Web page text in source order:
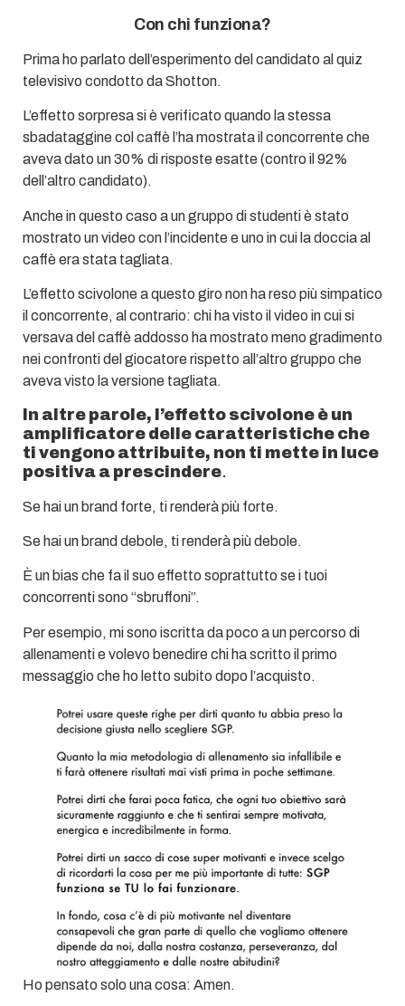
Con chi funziona?
Prima ho parlato dell’esperimento del candidato al quiz
televisivo condotto da Shotton.
L’effetto sorpresa si è verificato quando la stessa
sbadataggine col caffè l’ha mostrata il concorrente che
aveva dato un 30% di risposte esatte (contro il 92%
dell’altro candidato).
Anche in questo caso a un gruppo di studenti è stato
mostrato un video con l’incidente e uno in cui la doccia al
caffè era stata tagliata.
L’effetto scivolone a questo giro non ha reso più simpatico
il concorrente, al contrario: chi ha visto il video in cui si
versava del caffè addosso ha mostrato meno gradimento
nei confronti del giocatore rispetto all’altro gruppo che
aveva visto la versione tagliata.
In altre parole, l’effetto scivolone è un
amplificatore delle caratteristiche che
ti vengono attribuite, non ti mette in luce
positiva a prescindere.
Se hai un brand forte, ti renderà più forte.
Se hai un brand debole, ti renderà più debole.
È un bias che fa il suo effetto soprattutto se i tuoi
concorrenti sono “sbruffoni”.
Per esempio, mi sono iscritta da poco a un percorso di
allenamenti e volevo benedire chi ha scritto il primo
messaggio che ho letto subito dopo l’acquisto.
Ho pensato solo una cosa: Amen.